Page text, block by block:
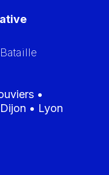
•
• Lyon